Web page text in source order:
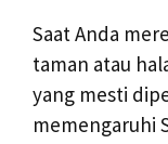
Saat Anda
taman atau
yang mesti
memengaruhi